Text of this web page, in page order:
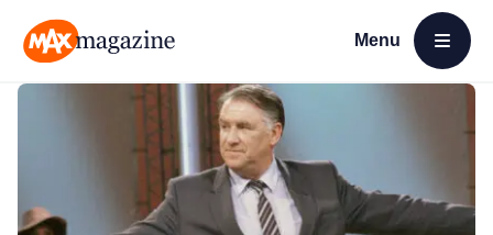
Menu
Open menu